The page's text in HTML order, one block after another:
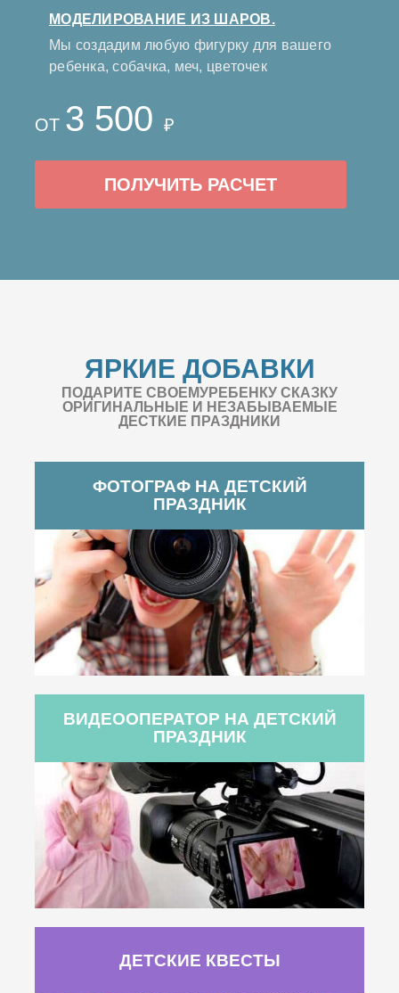
МОДЕЛИРОВАНИЕ ИЗ ШАРОВ.
Мы создадим любую фигурку для вашего
ребенка, собачка, меч, цветочек
ОТ 3 500 ₽
ПОЛУЧИТЬ РАСЧЕТ
ЯРКИЕ ДОБАВКИ
ПОДАРИТЕ СВОЕМУРЕБЕНКУ СКАЗКУ
ОРИГИНАЛЬНЫЕ И НЕЗАБЫВАЕМЫЕ
ДЕСТКИЕ ПРАЗДНИКИ
ФОТОГРАФ НА ДЕТСКИЙ
ПРАЗДНИК
ВИДЕООПЕРАТОР НА ДЕТСКИЙ
ПРАЗДНИК
ДЕТСКИЕ КВЕСТЫ